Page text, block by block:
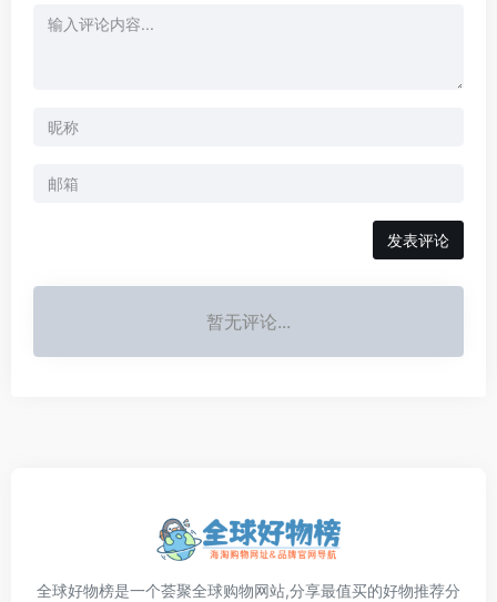
发表评论
暂无评论...
全球好物榜是一个荟聚全球购物网站,分享最值买的好物推荐分